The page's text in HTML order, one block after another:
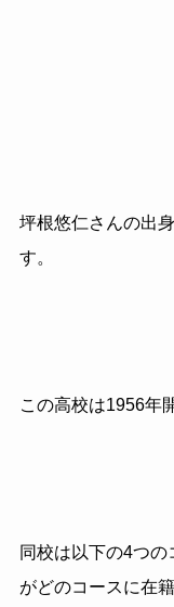
坪根悠仁さんの出
す。
この高校は1956年
同校は以下の4つ
がどのコースに在